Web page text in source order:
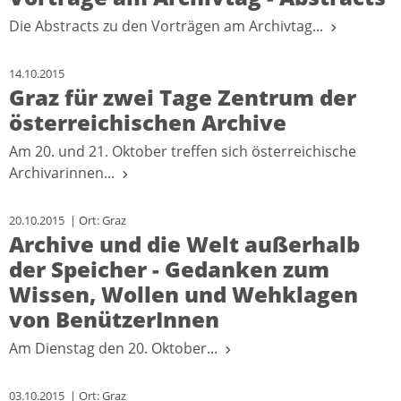
Die Abstracts zu den Vorträgen am Archivtag...
14.10.2015
Graz für zwei Tage Zentrum der
österreichischen Archive
Am 20. und 21. Oktober treffen sich österreichische
Archivarinnen...
20.10.2015 | Ort: Graz
Archive und die Welt außerhalb
der Speicher - Gedanken zum
Wissen, Wollen und Wehklagen
von BenützerInnen
Am Dienstag den 20. Oktober...
03.10.2015 | Ort: Graz